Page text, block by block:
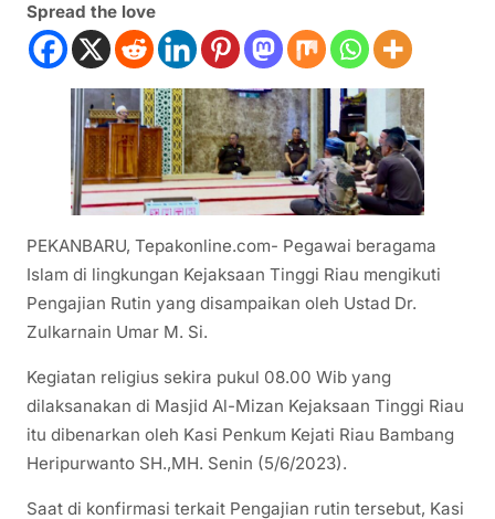
Spread the love
PEKANBARU, Tepakonline.com- Pegawai beragama
Islam di lingkungan Kejaksaan Tinggi Riau mengikuti
Pengajian Rutin yang disampaikan oleh Ustad Dr.
Zulkarnain Umar M. Si.
Kegiatan religius sekira pukul 08.00 Wib yang
dilaksanakan di Masjid Al-Mizan Kejaksaan Tinggi Riau
itu dibenarkan oleh Kasi Penkum Kejati Riau Bambang
Heripurwanto SH.,MH. Senin (5/6/2023).
Saat di konfirmasi terkait Pengajian rutin tersebut, Kasi